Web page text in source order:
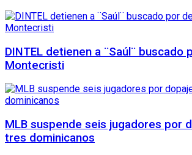
DINTEL detienen a ¨Saúl¨ buscado
Montecristi
MLB suspende seis jugadores por
tres dominicanos